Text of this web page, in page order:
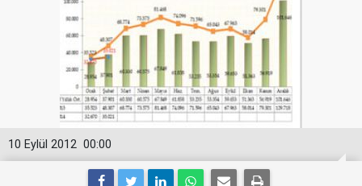
00:00
10 Eylül 2012